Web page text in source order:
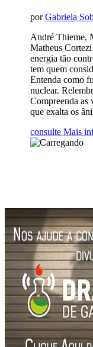
porGabriela
André Thieme,
Matheus
energia tão
tem quem
Entenda como
nuclear.
Compreenda as
que exalta os
consulte Mais